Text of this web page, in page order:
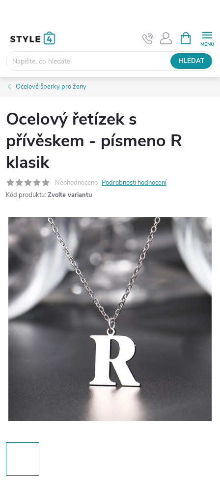
HLEDAT
NÁKUPNÍ
KOŠÍK
Ocelové šperky pro ženy
Ocelový řetízek s
přívěskem - písmeno R
klasik
Neohodnoceno Podrobnosti hodnocení
Kód produktu: Zvolte variantu